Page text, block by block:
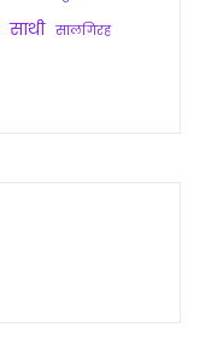
साथी सालगिरह